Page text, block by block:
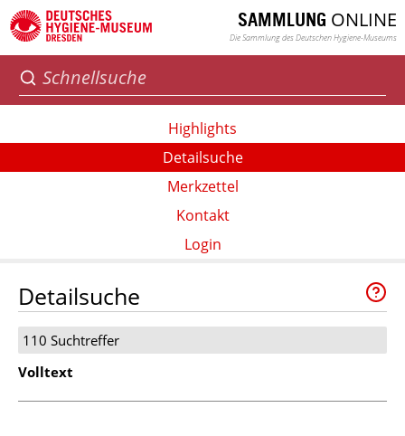
SAMMLUNG ONLINE
Die Sammlung des Deutschen Hygiene-Museums
Highlights
Detailsuche
Merkzettel
Kontakt
Login
Detailsuche
110 Suchtreffer
Volltext